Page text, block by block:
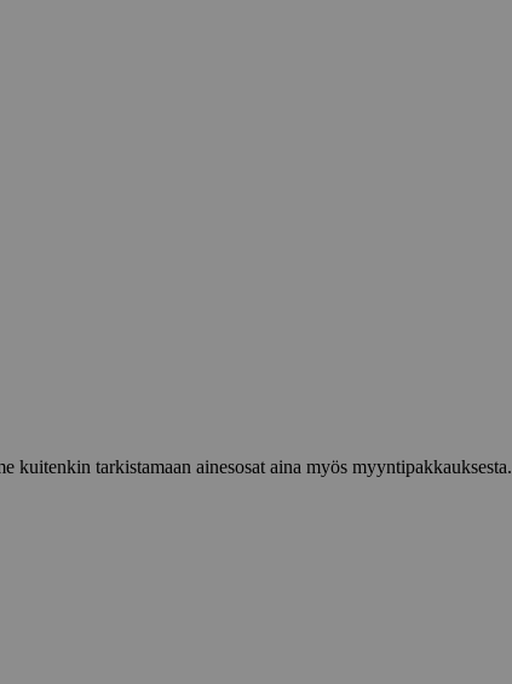
kuitenkin tarkistamaan ainesosat aina myös myyntipakkauksesta.